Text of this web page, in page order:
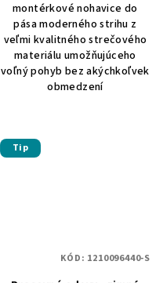
z
5
hviezdičiek.
montérkové nohavice do
pása moderného strihu z
veľmi kvalitného strečového
materiálu umožňujúceho
voľný pohyb bez akýchkoľvek
obmedzení
Tip
KÓD: 1210096440-S